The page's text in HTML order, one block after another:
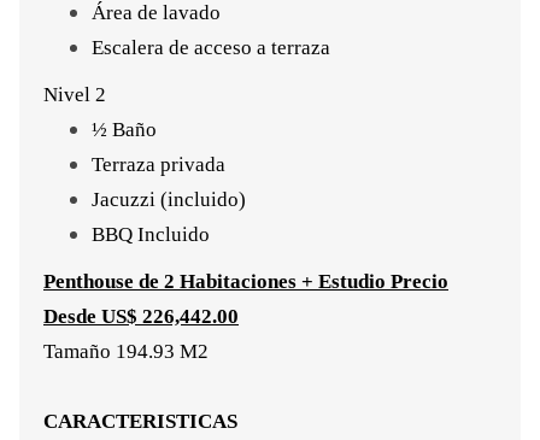
Área de lavado
Escalera de acceso a terraza
Nivel 2
½ Baño
Terraza privada
Jacuzzi (incluido)
BBQ Incluido
Penthouse de 2 Habitaciones + Estudio Precio
Desde US$ 226,442.00
Tamaño 194.93 M2
CARACTERISTICAS